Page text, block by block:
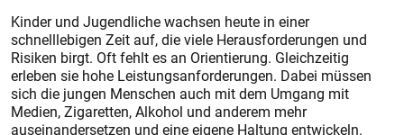
Kinder und Jugendliche wachsen heute in einer
schnelllebigen Zeit auf, die viele Herausforderungen und
Risiken birgt. Oft fehlt es an Orientierung. Gleichzeitig
erleben sie hohe Leistungsanforderungen. Dabei müssen
sich die jungen Menschen auch mit dem Umgang mit
Medien, Zigaretten, Alkohol und anderem mehr
auseinandersetzen und eine eigene Haltung entwickeln.